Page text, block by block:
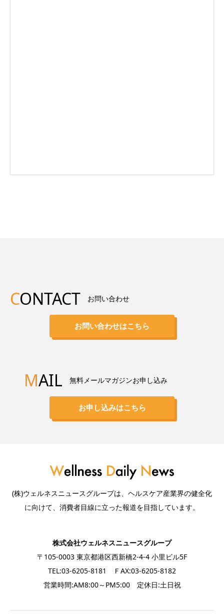
CONTACT お問い合わせ
お問い合わせはこちら
MAIL 無料メールマガジンお申し込み
お申し込みはこちら
(株)ウェルネスニュースグループは、ヘルスケア産業界の健全化
に向けて、消費者目線に立った報道を目指しています。
株式会社ウェルネスニュースグループ
〒105-0003 東京都港区西新橋2-4-4 小里ビル5F
TEL:03-6205-8181 ＦAX:03-6205-8182
営業時間:AM8:00～PM5:00 定休日:土日祝